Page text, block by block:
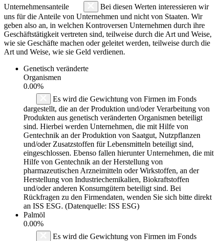
Unternehmensanteile
Bei diesen Werten interessieren wir
uns für die Anteile von Unternehmen und nicht von Staaten. Wir
geben also an, in welchen Kontroversen Unternehmen durch ihre
Geschäftstätigkeit vertreten sind, teilweise durch die Art und Weise,
wie sie Geschäfte machen oder geleitet werden, teilweise durch die
Art und Weise, wie sie Geld verdienen.
Genetisch veränderte
Organismen
0.00%
Es wird die Gewichtung von Firmen im Fonds
dargestellt, die an der Produktion und/oder Verarbeitung von
Produkten aus genetisch veränderten Organismen beteiligt
sind. Hierbei werden Unternehmen, die mit Hilfe von
Gentechnik an der Produktion von Saatgut, Nutzpflanzen
und/oder Zusatzstoffen für Lebensmitteln beteiligt sind,
eingeschlossen. Ebenso fallen hierunter Unternehmen, die mit
Hilfe von Gentechnik an der Herstellung von
pharmazeutischen Arzneimitteln oder Wirkstoffen, an der
Herstellung von Industriechemikalien, Biokraftstoffen
und/oder anderen Konsumgütern beteiligt sind. Bei
Rückfragen zu den Firmendaten, wenden Sie sich bitte direkt
an ISS ESG. (Datenquelle: ISS ESG)
Palmöl
0.00%
Es wird die Gewichtung von Firmen im Fonds